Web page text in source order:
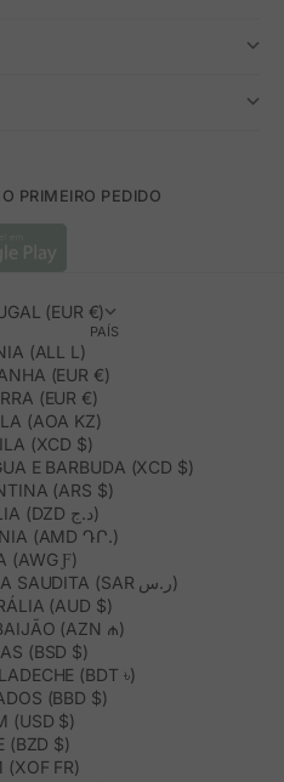
PRIMEIRO PEDIDO
(EUR €)
PAÍS
(ALL L)
(EUR €)
(EUR €)
(AOA KZ)
(XCD $)
E BARBUDA (XCD $)
(ARS $)
ARGÉLIA (DZD د.ج)
(AMD ԴՐ.)
(AWG Ƒ)
ARÁBIA SAUDITA (SAR ر.س)
(AUD $)
(AZN ₼)
(BSD $)
(BDT ৳)
(BBD $)
(USD $)
(BZD $)
(XOF FR)